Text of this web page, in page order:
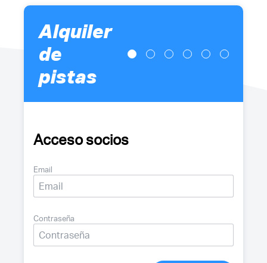
Alquiler
de
pistas
Acceso socios
Email
Contraseña